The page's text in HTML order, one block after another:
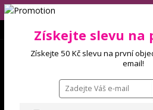
Eshop má dovolenou (10.-14.8),
Získejte slevu na
Získejte 50 Kč slevu na první
email!